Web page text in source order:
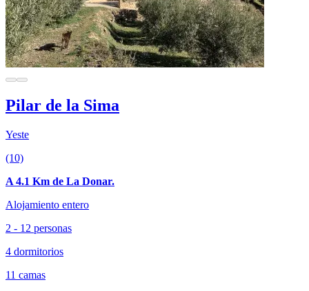
Pilar de la Sima
Yeste
(10)
A 4.1 Km de La Donar.
Alojamiento entero
2 - 12 personas
4 dormitorios
11 camas